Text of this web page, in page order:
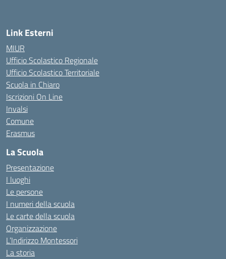
Link Esterni
MIUR
Ufficio Scolastico Regionale
Ufficio Scolastico Territoriale
Scuola in Chiaro
Iscrizioni On Line
Invalsi
Comune
Erasmus
La Scuola
Presentazione
I luoghi
Le persone
I numeri della scuola
Le carte della scuola
Organizzazione
L’Indirizzo Montessori
La storia